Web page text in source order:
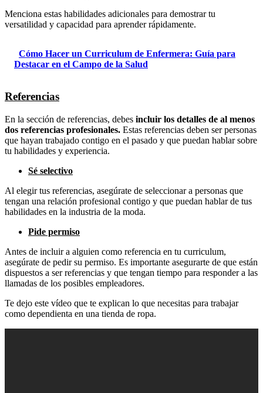
Menciona estas habilidades adicionales para demostrar tu
versatilidad y capacidad para aprender rápidamente.
Cómo Hacer un Curriculum de Enfermera: Guía para
Destacar en el Campo de la Salud
Referencias
En la sección de referencias, debes incluir los detalles de al menos
dos referencias profesionales. Estas referencias deben ser personas
que hayan trabajado contigo en el pasado y que puedan hablar sobre
tu habilidades y experiencia.
Sé selectivo
Al elegir tus referencias, asegúrate de seleccionar a personas que
tengan una relación profesional contigo y que puedan hablar de tus
habilidades en la industria de la moda.
Pide permiso
Antes de incluir a alguien como referencia en tu curriculum,
asegúrate de pedir su permiso. Es importante asegurarte de que están
dispuestos a ser referencias y que tengan tiempo para responder a las
llamadas de los posibles empleadores.
Te dejo este vídeo que te explican lo que necesitas para trabajar
como dependienta en una tienda de ropa.